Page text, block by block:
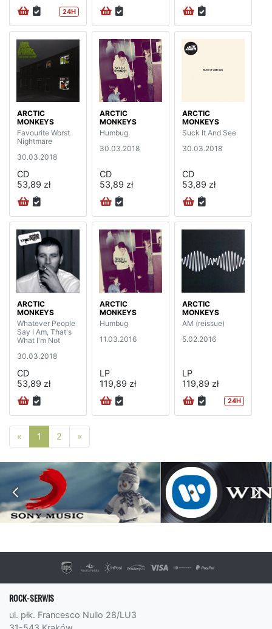
24H
ARCTIC
MONKEYS
Favourite Worst
Nightmare
30.03.2018
CD
53,89 zł
ARCTIC
MONKEYS
Humbug
30.03.2018
CD
53,89 zł
ARCTIC
MONKEYS
Suck It And See
30.03.2018
CD
53,89 zł
ARCTIC
MONKEYS
Whatever People
Say I Am, That's
What I'm Not
30.03.2018
CD
53,89 zł
ARCTIC
MONKEYS
Humbug
11.03.2016
LP
119,89 zł
ARCTIC
MONKEYS
AM (reissue)
5.02.2016
LP
119,89 zł
24H
« Poprzednia strona
1 2 »
ROCK-SERWIS
ul. płk. Francesco Nullo 28/LU3